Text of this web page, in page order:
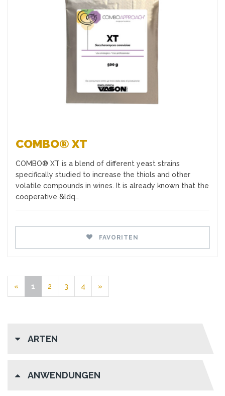
Favoriten
COMBO® XT
COMBO® XT is a blend of different yeast strains
specifically studied to increase the thiols and other
volatile compounds in wines. It is already known that the
cooperative &ldq…
FAVORITEN
« 1 2 3 4 »
ARTEN
ANWENDUNGEN